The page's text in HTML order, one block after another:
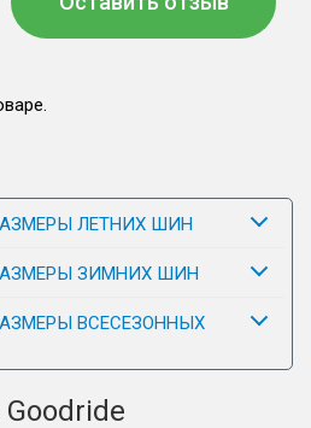
ЛЕТНИХ ШИН
ЗИМНИХ ШИН
ВСЕСЕЗОННЫХ